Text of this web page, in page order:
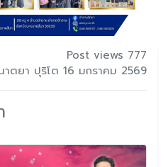
Post views 777
าตยา ปุริโต 16 มกราคม 2569